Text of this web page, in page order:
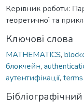
Керівник роботи:
теоретичної та
Ключові слова
MATHEMATICS,
блокчейн,
аутентифікації,